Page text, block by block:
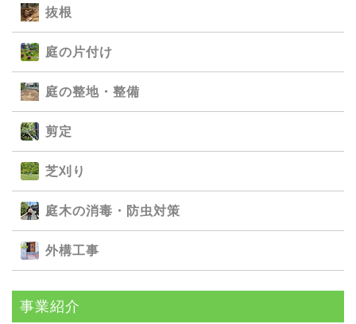
抜根
庭の⽚付け
庭の整地・整備
剪定
芝刈り
庭⽊の消毒・防⾍対策
外構⼯事
事業紹介